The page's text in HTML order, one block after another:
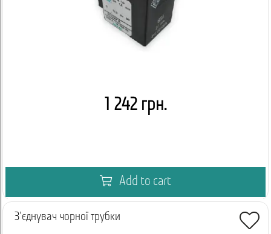
1 242 грн.
Add to cart
З'єднувач чорної трубки